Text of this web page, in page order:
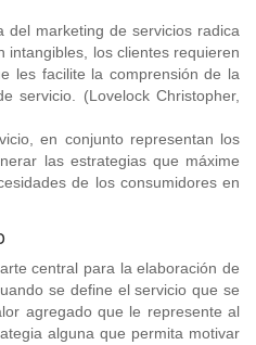
del marketing de servicios radica
intangibles, los clientes requieren
les facilite la comprensión de la
servicio. (Lovelock Christopher,
en conjunto representan los
las estrategias que máxime
de los consumidores en
central para la elaboración de
se define el servicio que se
agregado que le represente al
alguna que permita motivar